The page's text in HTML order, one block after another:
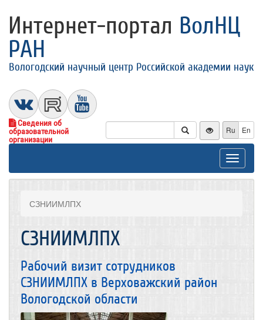
Интернет-портал ВолНЦ
РАН
Вологодский научный центр Российской академии наук
Сведения об
образовательной
организации
Ru En
Toggle
СЗНИИМЛПХ
СЗНИИМЛПХ
Рабочий визит сотрудников
СЗНИИМЛПХ в Верховажский район
Вологодской области